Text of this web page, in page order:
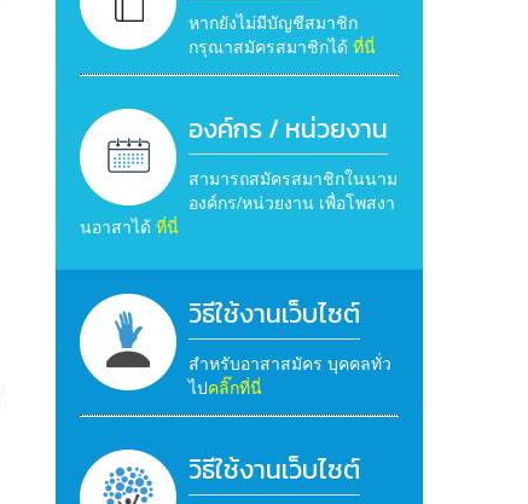
หากยังไม่มีบัญชีสมาชิก
กรุณาสมัครสมาชิกได้ ที่นี่
องค์กร / หน่วยงาน
สามารถสมัครสมาชิกในนาม
องค์กร/หน่วยงาน เพื่อโพสงา
นอาสาได้ ที่นี่
วิธีใช้งานเว็บไซต์
สำหรับอาสาสมัคร บุคคลทั่ว
ไปคลิ๊กที่นี่
วิธีใช้งานเว็บไซต์